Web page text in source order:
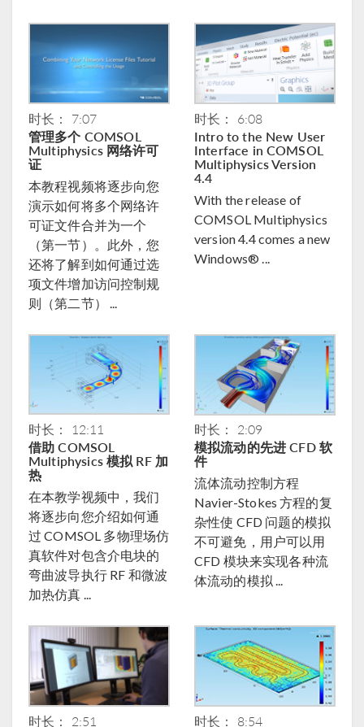
时长： 7:07
管理多个 COMSOL
Multiphysics 网络许可
证
本教程视频将逐步向您
演示如何将多个网络许
可证文件合并为一个
（第一节）。此外，您
还将了解到如何通过选
项文件增加访问控制规
则（第二节） ...
时长： 6:08
Intro to the New User
Interface in COMSOL
Multiphysics Version
4.4
With the release of
COMSOL Multiphysics
version 4.4 comes a new
Windows® ...
时长： 12:11
借助 COMSOL
Multiphysics 模拟 RF 加
热
在本教学视频中，我们
将逐步向您介绍如何通
过 COMSOL 多物理场仿
真软件对包含介电块的
弯曲波导执行 RF 和微波
加热仿真 ...
时长： 2:09
模拟流动的先进 CFD 软
件
流体流动控制方程
Navier-Stokes 方程的复
杂性使 CFD 问题的模拟
不可避免，用户可以用
CFD 模块来实现各种流
体流动的模拟 ...
时长： 2:51 时长： 8:54